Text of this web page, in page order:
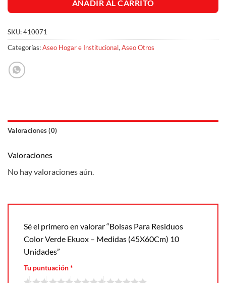
AÑADIR AL CARRITO
SKU:410071
Categorías:Aseo Hogar e Institucional, Aseo Otros
Valoraciones (0)
Valoraciones
No hay valoraciones aún.
Sé el primero en valorar “Bolsas Para Residuos
Color Verde Ekuox – Medidas (45X60Cm) 10
Unidades”
Tu puntuación*